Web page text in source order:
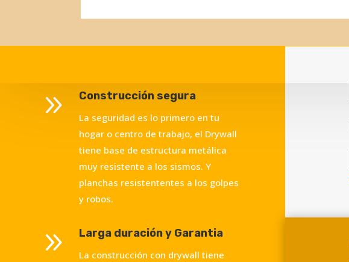
9 Construcción segura
La seguridad es lo primero en tu
hogar o centro de trabajo, el Drywall
tiene base de estructura metálica
muy resistente a los sismos. Y
planchas resistententes a los golpes
y robos.
9 Larga duración y Garantia
La construcción con drywall tiene